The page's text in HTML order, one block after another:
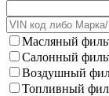
Масляный
Салонный
Воздушный
Топливный